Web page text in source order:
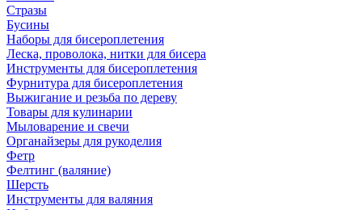
Стразы
Бусины
Наборы для бисероплетения
Леска, проволока, нитки для бисера
Инструменты для бисероплетения
Фурнитура для бисероплетения
Выжигание и резьба по дереву
Товары для кулинарии
Мыловарение и свечи
Органайзеры для рукоделия
Фетр
Фелтинг (валяние)
Шерсть
Инструменты для валяния